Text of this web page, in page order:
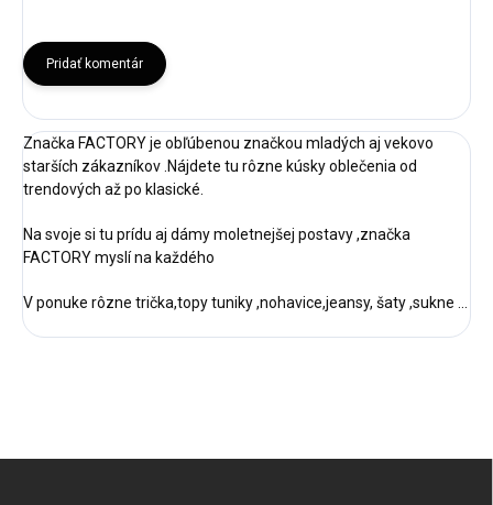
Pridať komentár
Značka FACTORY je obľúbenou značkou mladých aj vekovo
starších zákazníkov .Nájdete tu rôzne kúsky oblečenia od
trendových až po klasické.
Na svoje si tu prídu aj dámy moletnejšej postavy ,značka
FACTORY myslí na každého
V ponuke rôzne trička,topy tuniky ,nohavice,jeansy, šaty ,sukne ...